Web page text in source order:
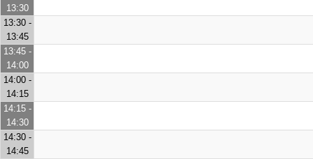
13:30
13:30 -
13:45
13:45 -
14:00
14:00 -
14:15
14:15 -
14:30
14:30 -
14:45